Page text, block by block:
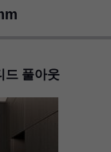
드 풀아웃